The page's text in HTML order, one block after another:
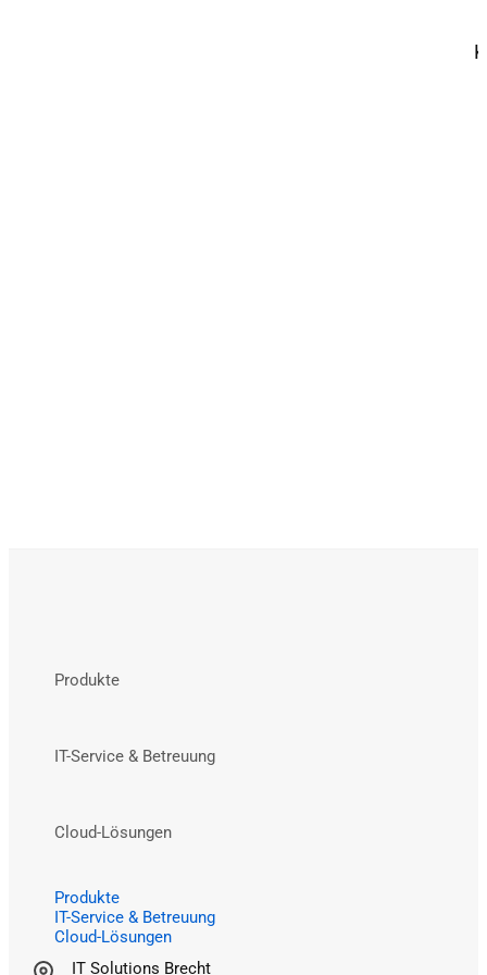
Produkte
IT-Service & Betreuung
Cloud-Lösungen
Produkte
IT-Service & Betreuung
Cloud-Lösungen
IT Solutions Brecht